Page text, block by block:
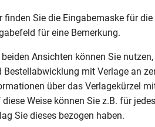
finden Sie die Eingabemaske für
für eine Bemerkung.
beiden Ansichten können Sie
Bestellabwicklung mit Verlage an
über das Verlagekürzel
diese Weise können Sie z.B. für
Sie dieses bezogen haben.